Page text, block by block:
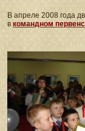
В апреле 2008 года
в командном